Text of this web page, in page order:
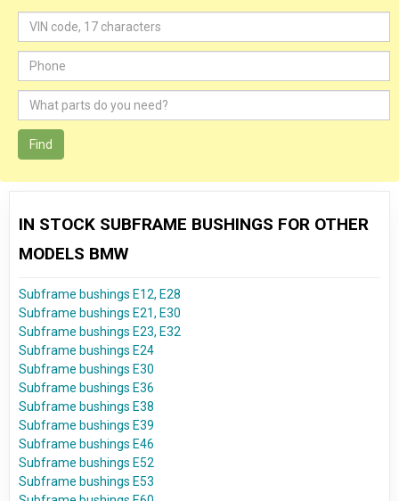
Find
IN STOCK SUBFRAME BUSHINGS FOR OTHER
MODELS BMW
Subframe bushings E12, E28
Subframe bushings E21, E30
Subframe bushings E23, E32
Subframe bushings E24
Subframe bushings E30
Subframe bushings E36
Subframe bushings E38
Subframe bushings E39
Subframe bushings E46
Subframe bushings E52
Subframe bushings E53